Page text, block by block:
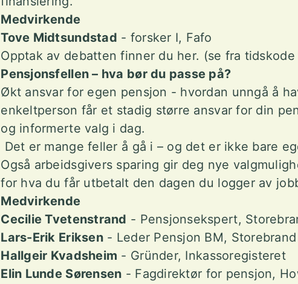
Medvirkende
Tove Midtsundstad - forsker I, Fafo
Opptak av debatten finner du her. (se fra
Pensjonsfellen – hva bør du passe på?
Økt ansvar for egen pensjon - hvordan unngå å
enkeltperson får et stadig større ansvar for din
og informerte valg i dag.
Det er mange feller å gå i – og det er ikke bare
Også arbeidsgivers sparing gir deg nye
for hva du får utbetalt den dagen du logger av
Medvirkende
Cecilie Tvetenstrand - Pensjonsekspert,
Lars-Erik Eriksen- Leder Pensjon BM, Storebrand
Hallgeir Kvadsheim - Gründer, Inkassoregisteret
Elin Lunde Sørensen - Fagdirektør for pensjon,